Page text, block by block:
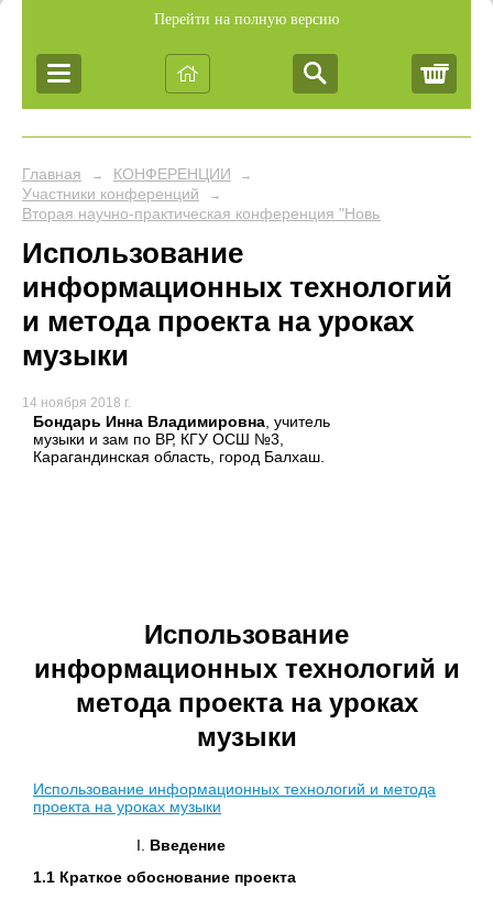
Перейти на полную версию
Главная → КОНФЕРЕНЦИИ →
Участники конференций →
Вторая научно-практическая конференция "Новые подходы в
Использование
информационных технологий
и метода проекта на уроках
музыки
14 ноября 2018 г.
Бондарь Инна Владимировна, учитель
музыки и зам по ВР, КГУ ОСШ №3,
Карагандинская область, город Балхаш.
Использование
информационных технологий и
метода проекта на уроках
музыки
Использование информационных технологий и метода
проекта на уроках музыки
Введение
1.1 Краткое обоснование проекта